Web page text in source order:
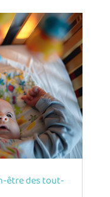
être des tout-